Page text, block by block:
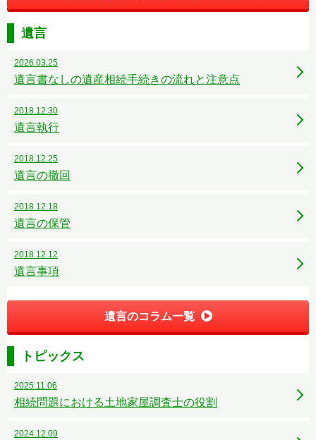
遺言
2026.03.25
遺言書なしの遺産相続手続きの流れと注意点
2018.12.30
遺言執行
2018.12.25
遺言の撤回
2018.12.18
遺言の保管
2018.12.12
遺言事項
遺言のコラム一覧
トピックス
2025.11.06
相続問題における土地家屋調査士の役割
2024.12.09